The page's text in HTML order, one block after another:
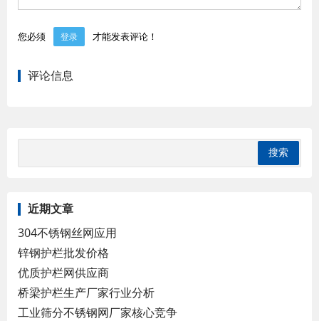
您必须 登录 才能发表评论！
评论信息
近期文章
304不锈钢丝网应用
锌钢护栏批发价格
优质护栏网供应商
桥梁护栏生产厂家行业分析
工业筛分不锈钢网厂家核心竞争